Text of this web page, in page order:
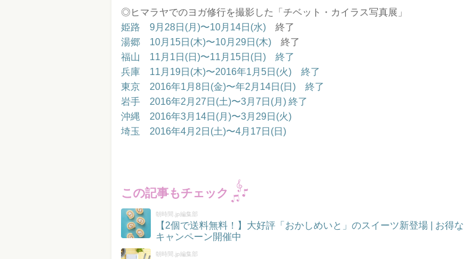
◎ヒマラヤでのヨガ修行を撮影した「チベット・カイラス写真展」
姫路 9月28日(月)〜10月14日(水) 終了
湯郷 10月15日(木)〜10月29日(木) 終了
福山 11月1日(日)〜11月15日(日) 終了
兵庫 11月19日(木)〜2016年1月5日(火) 終了
東京 2016年1月8日(金)〜年2月14日(日) 終了
岩手 2016年2月27日(土)〜3月7日(月) 終了
沖縄 2016年3月14日(月)〜3月29日(火)
埼玉 2016年4月2日(土)〜4月17日(日)
この記事もチェック
朝時間.jp編集部
【2個で送料無料！】大好評「おかしめいと」のスイーツ新登場 | お得な
キャンペーン開催中
朝時間.jp編集部